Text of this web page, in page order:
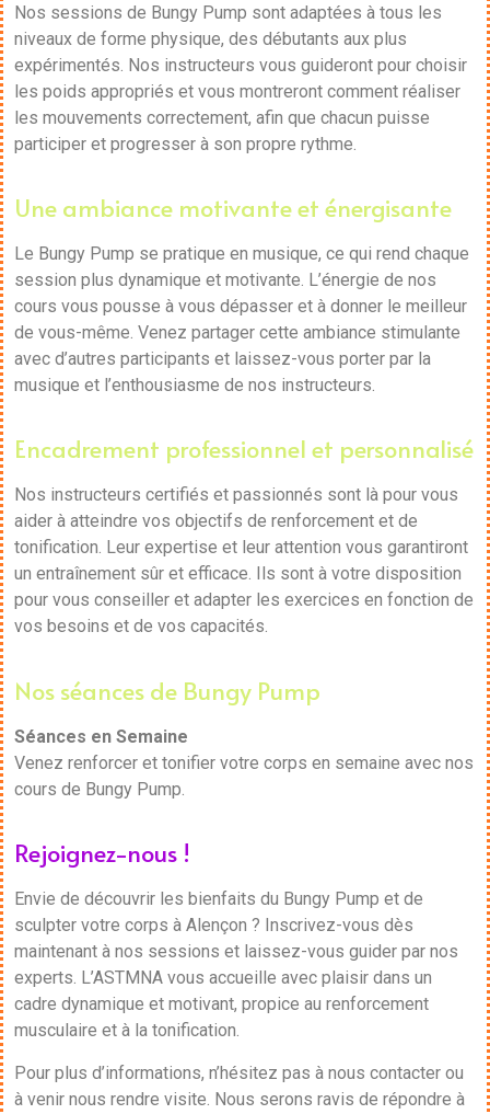
Nos sessions de Bungy Pump sont adaptées à tous les
niveaux de forme physique, des débutants aux plus
expérimentés. Nos instructeurs vous guideront pour choisir
les poids appropriés et vous montreront comment réaliser
les mouvements correctement, afin que chacun puisse
participer et progresser à son propre rythme.
Une ambiance motivante et énergisante
Le Bungy Pump se pratique en musique, ce qui rend chaque
session plus dynamique et motivante. L’énergie de nos
cours vous pousse à vous dépasser et à donner le meilleur
de vous-même. Venez partager cette ambiance stimulante
avec d’autres participants et laissez-vous porter par la
musique et l’enthousiasme de nos instructeurs.
Encadrement professionnel et personnalisé
Nos instructeurs certifiés et passionnés sont là pour vous
aider à atteindre vos objectifs de renforcement et de
tonification. Leur expertise et leur attention vous garantiront
un entraînement sûr et efficace. Ils sont à votre disposition
pour vous conseiller et adapter les exercices en fonction de
vos besoins et de vos capacités.
Nos séances de Bungy Pump
Séances en Semaine
Venez renforcer et tonifier votre corps en semaine avec nos
cours de Bungy Pump.
Rejoignez-nous !
Envie de découvrir les bienfaits du Bungy Pump et de
sculpter votre corps à Alençon ? Inscrivez-vous dès
maintenant à nos sessions et laissez-vous guider par nos
experts. L’ASTMNA vous accueille avec plaisir dans un
cadre dynamique et motivant, propice au renforcement
musculaire et à la tonification.
Pour plus d’informations, n’hésitez pas à nous contacter ou
à venir nous rendre visite. Nous serons ravis de répondre à